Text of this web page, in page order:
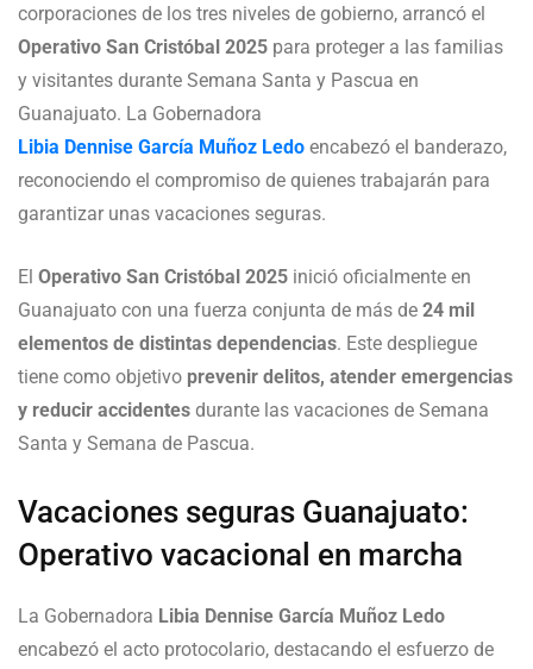
corporaciones de los tres niveles de gobierno, arrancó el
Operativo San Cristóbal 2025 para proteger a las familias
y visitantes durante Semana Santa y Pascua en
Guanajuato. La Gobernadora
Libia Dennise García Muñoz Ledo encabezó el banderazo,
reconociendo el compromiso de quienes trabajarán para
garantizar unas vacaciones seguras.
El Operativo San Cristóbal 2025 inició oficialmente en
Guanajuato con una fuerza conjunta de más de 24 mil
elementos de distintas dependencias. Este despliegue
tiene como objetivo prevenir delitos, atender emergencias
y reducir accidentes durante las vacaciones de Semana
Santa y Semana de Pascua.
Vacaciones seguras Guanajuato:
Operativo vacacional en marcha
La Gobernadora Libia Dennise García Muñoz Ledo
encabezó el acto protocolario, destacando el esfuerzo de